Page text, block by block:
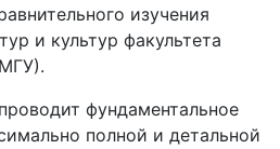
изучения
и культур факультета
фундаментальное
полной и детальной